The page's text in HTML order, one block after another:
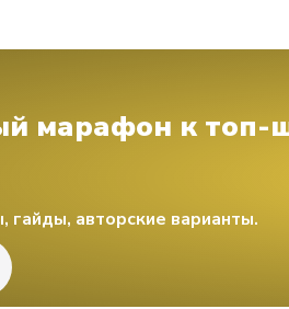
марафон к топ-
гайды, авторские варианты.